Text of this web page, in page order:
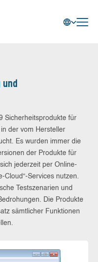
und
Sicherheitsprodukte für
der vom Hersteller
Es wurden immer die
der Produkte für
jederzeit per Online-
Cloud“-Services nutzen.
Testszenarien und
Die Produkte
sämtlicher Funktionen